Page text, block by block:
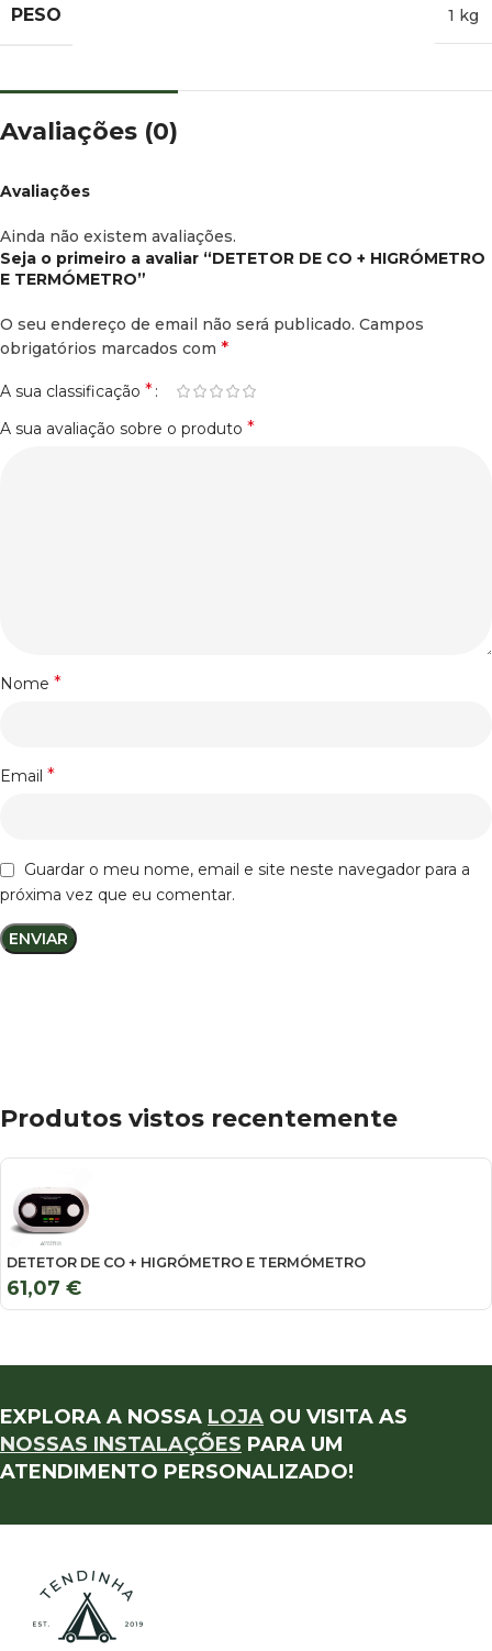
PESO 1 kg
Avaliações (0)
Avaliações
Ainda não existem avaliações.
Seja o primeiro a avaliar “DETETOR DE CO + HIGRÓMETRO
E TERMÓMETRO”
O seu endereço de email não será publicado. Campos
obrigatórios marcados com *
A sua classificação *
A sua avaliação sobre o produto *
Nome *
Email *
Guardar o meu nome, email e site neste navegador para a
próxima vez que eu comentar.
Produtos vistos recentemente
DETETOR DE CO + HIGRÓMETRO E TERMÓMETRO
61,07 €
EXPLORA A NOSSA LOJA OU VISITA AS
NOSSAS INSTALAÇÕES PARA UM
ATENDIMENTO PERSONALIZADO!